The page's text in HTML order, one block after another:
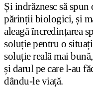
Și indrăznesc să spun
părinții biologici, și
aleagă încredințarea
soluție pentru o
soluție reală mai
și darul pe care l-au
dându-le viață.